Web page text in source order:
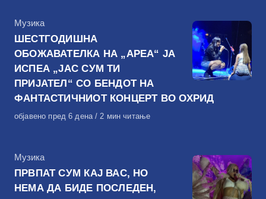
КАтегорија
Музика
ШЕСТГОДИШНА
ОБОЖАВАТЕЛКА НА „АРЕА“ ЈА
ИСПЕА „ЈАС СУМ ТИ
ПРИЈАТЕЛ“ СО БЕНДОТ НА
ФАНТАСТИЧНИОТ КОНЦЕРТ ВО ОХРИД
Објавено
објавено пред 6 дена 2 мин читање
КАтегорија
Музика
ПРВПАТ СУМ КАЈ ВАС, НО
НЕМА ДА БИДЕ ПОСЛЕДЕН,